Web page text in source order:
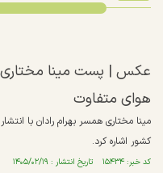
عکس | پست مینا مختاری
هوای متفاوت
مینا مختاری همسر بهرام رادان با
کشور اشاره کرد.
کد خبر: ۱۵۴۳۴ تاریخ انتشار : ۱۴۰۵/۰۲/۱۹